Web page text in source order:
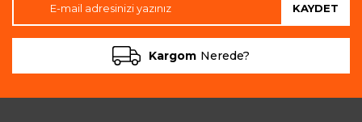
KAYDET
Kargom Nerede?